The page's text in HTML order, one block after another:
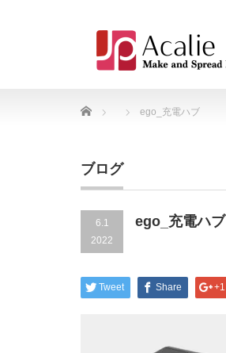
Home ego_充電ハブ
ブログ
6.1
2022
ego_充電ハブ
Tweet Share +1